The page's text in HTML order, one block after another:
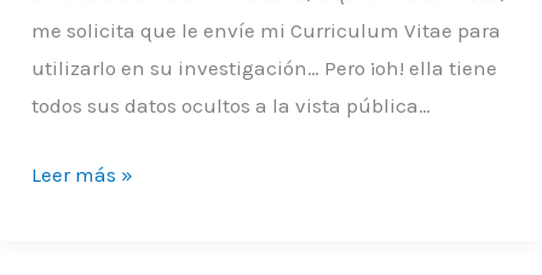
me solicita que le envíe mi Curriculum Vitae para
utilizarlo en su investigación… Pero ¡oh! ella tiene
todos sus datos ocultos a la vista pública…
Leer más »